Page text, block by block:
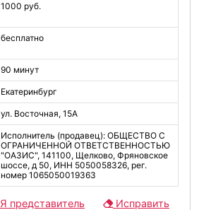
1000 руб.
бесплатно
90 минут
Екатеринбург
ул. Восточная, 15А
Исполнитель (продавец): ОБЩЕСТВО С
ОГРАНИЧЕННОЙ ОТВЕТСТВЕННОСТЬЮ
"ОАЗИС", 141100, Щелково, Фряновское
шоссе, д 50, ИНН 5050058326, рег.
номер 1065050019363
Исправить
Я представитель